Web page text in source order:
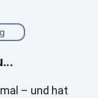
– und hat